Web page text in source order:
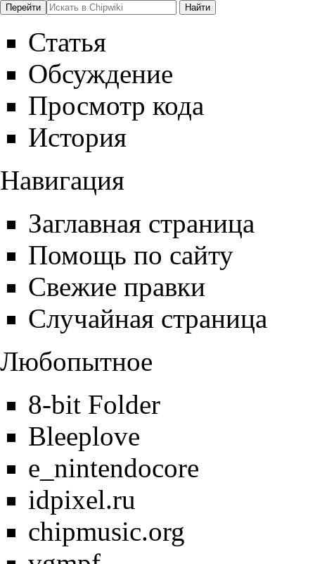
Статья
Обсуждение
Просмотр кода
История
Навигация
Заглавная страница
Помощь по сайту
Свежие правки
Случайная страница
Любопытное
8-bit Folder
Bleeplove
e_nintendocore
idpixel.ru
chipmusic.org